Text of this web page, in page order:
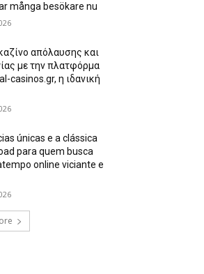
många besökare nu
απόλαυσης και
με την πλατφόρμα
casinos.gr, η ιδανική
únicas e a clássica
para quem busca
online viciante e